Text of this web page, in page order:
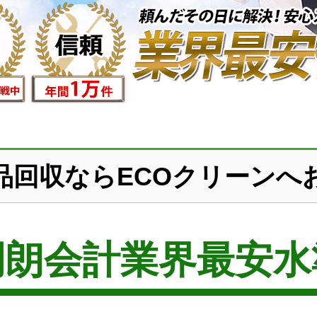
回収ならECOクリーンへ
会計業界最安